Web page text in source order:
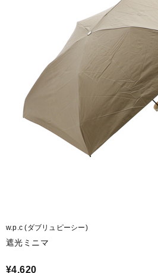
w.p.c (ダブリュピーシー)
遮光ミニマ
¥4,620